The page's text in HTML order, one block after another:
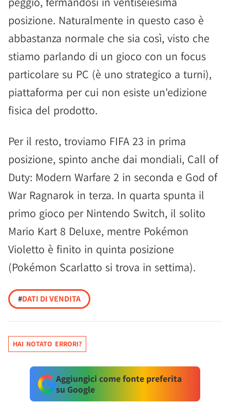
posizione. Naturalmente in questo caso è
abbastanza normale che sia così, visto che
stiamo parlando di un gioco con un focus
particolare su PC (è uno strategico a turni),
piattaforma per cui non esiste un'edizione
fisica del prodotto.
Per il resto, troviamo FIFA 23 in prima
posizione, spinto anche dai mondiali, Call of
Duty: Modern Warfare 2 in seconda e God of
War Ragnarok in terza. In quarta spunta il
primo gioco per Nintendo Switch, il solito
Mario Kart 8 Deluxe, mentre Pokémon
Violetto è finito in quinta posizione
(Pokémon Scarlatto si trova in settima).
#DATI DI VENDITA
HAI NOTATO ERRORI?
Aggiungici come fonte preferita
su Google